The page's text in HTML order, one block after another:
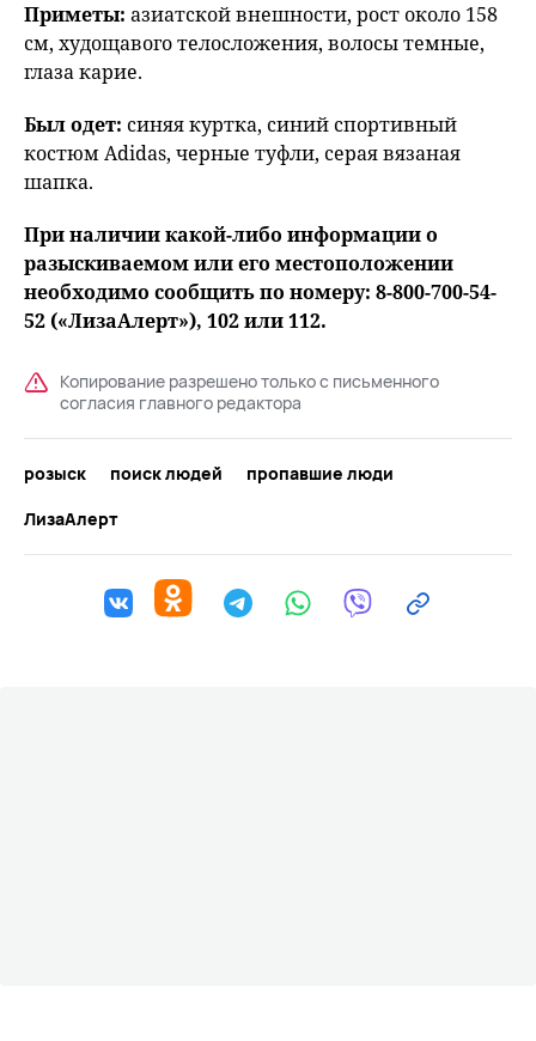
Приметы: азиатской внешности, рост около 158
см, худощавого телосложения, волосы темные,
глаза карие.
Был одет: синяя куртка, синий спортивный
костюм Аdidas, черные туфли, серая вязаная
шапка.
При наличии какой-либо информации о
разыскиваемом или его местоположении
необходимо сообщить по номеру: 8-800-700-54-
52 («ЛизаАлерт»), 102 или 112.
Копирование разрешено только с письменного
согласия главного редактора
розыск поиск людей
пропавшие люди
ЛизаАлерт